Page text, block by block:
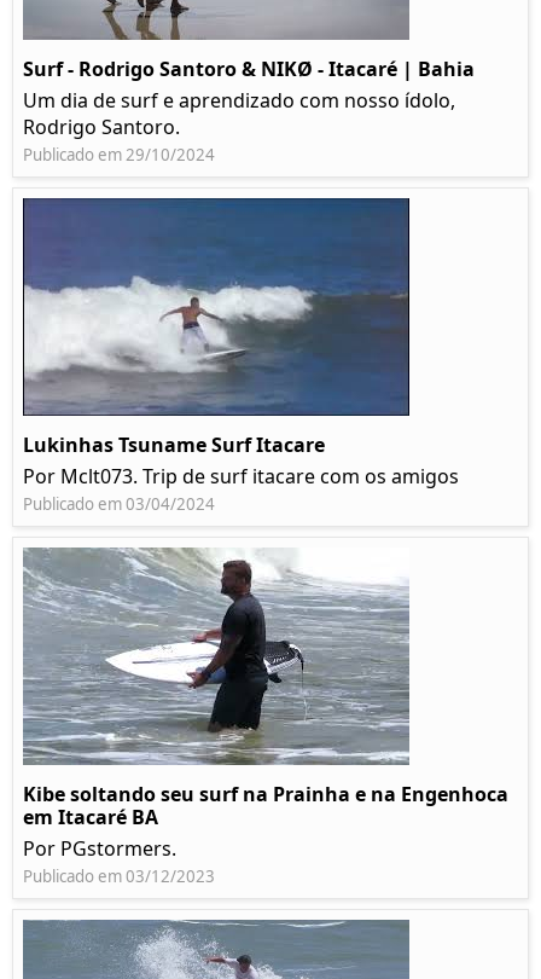
Surf - Rodrigo Santoro & NIKØ - Itacaré | Bahia
Um dia de surf e aprendizado com nosso ídolo,
Rodrigo Santoro.
Publicado em 29/10/2024
Lukinhas Tsuname Surf Itacare
Por Mclt073. Trip de surf itacare com os amigos
Publicado em 03/04/2024
Kibe soltando seu surf na Prainha e na Engenhoca
em Itacaré BA
Por PGstormers.
Publicado em 03/12/2023